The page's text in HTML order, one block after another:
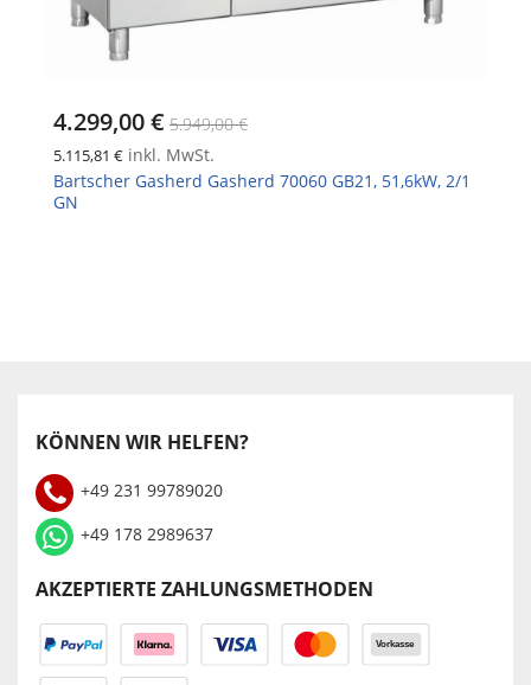
4.299,00 € 5.949,00 €
5.115,81 € inkl. MwSt.
Bartscher Gasherd Gasherd 70060 GB21, 51,6kW, 2/1
GN
KÖNNEN WIR HELFEN?
+49 231 99789020
+49 178 2989637
AKZEPTIERTE ZAHLUNGSMETHODEN